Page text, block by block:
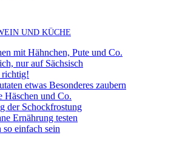
UND KÜCHE
mit Hähnchen, Pute und Co.
nur auf Sächsisch
richtig!
etwas Besonderes zaubern
Häschen und Co.
der Schockfrostung
Ernährung testen
so einfach sein